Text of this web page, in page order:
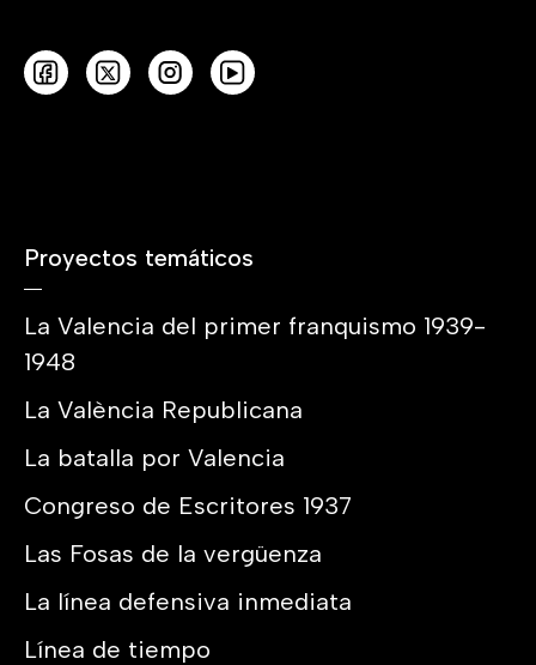
Proyectos temáticos
La Valencia del primer franquismo 1939-
1948
La València Republicana
La batalla por Valencia
Congreso de Escritores 1937
Las Fosas de la vergüenza
La línea defensiva inmediata
Línea de tiempo